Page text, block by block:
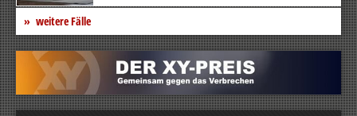
weitere Fälle